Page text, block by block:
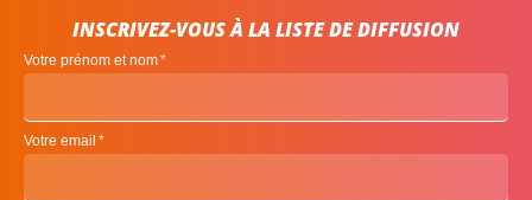
INSCRIVEZ-VOUS À LA LISTE DE DIFFUSION
Votre prénom et nom
Votre email